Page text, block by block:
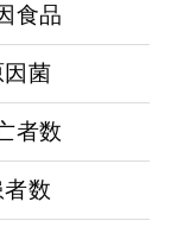
食品
因菌
者数
者数